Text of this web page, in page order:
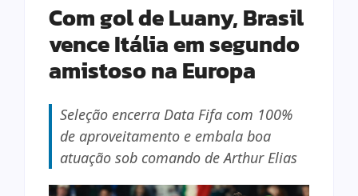
Com gol de Luany, Brasil
vence Itália em segundo
amistoso na Europa
Seleção encerra Data Fifa com 100%
de aproveitamento e embala boa
atuação sob comando de Arthur Elias